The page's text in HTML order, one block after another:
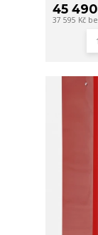
45
37 595 Kč